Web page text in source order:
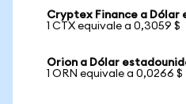
Cryptex Finance a Dólar
1 CTX equivale a 0,3059 $
Orion a Dólar
1 ORN equivale a 0,0266 $